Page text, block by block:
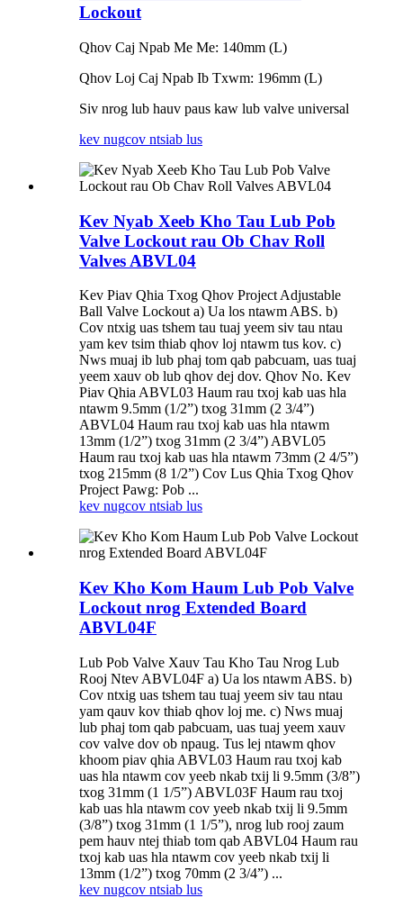
Lockout
Qhov Caj Npab Me Me: 140mm (L)
Qhov Loj Caj Npab Ib Txwm: 196mm (L)
Siv nrog lub hauv paus kaw lub valve universal
kev nugcov ntsiab lus
Kev Nyab Xeeb Kho Tau Lub Pob
Valve Lockout rau Ob Chav Roll
Valves ABVL04
Kev Piav Qhia Txog Qhov Project Adjustable
Ball Valve Lockout a) Ua los ntawm ABS. b)
Cov ntxig uas tshem tau tuaj yeem siv tau ntau
yam kev tsim thiab qhov loj ntawm tus kov. c)
Nws muaj ib lub phaj tom qab pabcuam, uas tuaj
yeem xauv ob lub qhov dej dov. Qhov No. Kev
Piav Qhia ABVL03 Haum rau txoj kab uas hla
ntawm 9.5mm (1/2”) txog 31mm (2 3/4”)
ABVL04 Haum rau txoj kab uas hla ntawm
13mm (1/2”) txog 31mm (2 3/4”) ABVL05
Haum rau txoj kab uas hla ntawm 73mm (2 4/5”)
txog 215mm (8 1/2”) Cov Lus Qhia Txog Qhov
Project Pawg: Pob ...
kev nugcov ntsiab lus
Kev Kho Kom Haum Lub Pob Valve
Lockout nrog Extended Board
ABVL04F
Lub Pob Valve Xauv Tau Kho Tau Nrog Lub
Rooj Ntev ABVL04F a) Ua los ntawm ABS. b)
Cov ntxig uas tshem tau tuaj yeem siv tau ntau
yam qauv kov thiab qhov loj me. c) Nws muaj
lub phaj tom qab pabcuam, uas tuaj yeem xauv
cov valve dov ob npaug. Tus lej ntawm qhov
khoom piav qhia ABVL03 Haum rau txoj kab
uas hla ntawm cov yeeb nkab txij li 9.5mm (3/8”)
txog 31mm (1 1/5”) ABVL03F Haum rau txoj
kab uas hla ntawm cov yeeb nkab txij li 9.5mm
(3/8”) txog 31mm (1 1/5”), nrog lub rooj zaum
pem hauv ntej thiab tom qab ABVL04 Haum rau
txoj kab uas hla ntawm cov yeeb nkab txij li
13mm (1/2”) txog 70mm (2 3/4”) ...
kev nugcov ntsiab lus